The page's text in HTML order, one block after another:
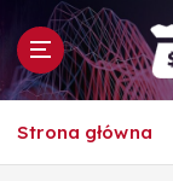
p
Strona główna